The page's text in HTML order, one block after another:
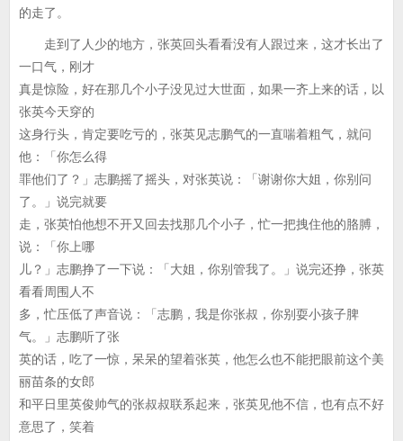
的走了。
走到了人少的地方，张英回头看看没有人跟过来，这才长出了
一口气，刚才
真是惊险，好在那几个小子没见过大世面，如果一齐上来的话，以
张英今天穿的
这身行头，肯定要吃亏的，张英见志鹏气的一直喘着粗气，就问
他：「你怎么得
罪他们了？」志鹏摇了摇头，对张英说：「谢谢你大姐，你别问
了。」说完就要
走，张英怕他想不开又回去找那几个小子，忙一把拽住他的胳膊，
说：「你上哪
儿？」志鹏挣了一下说：「大姐，你别管我了。」说完还挣，张英
看看周围人不
多，忙压低了声音说：「志鹏，我是你张叔，你别耍小孩子脾
气。」志鹏听了张
英的话，吃了一惊，呆呆的望着张英，他怎么也不能把眼前这个美
丽苗条的女郎
和平日里英俊帅气的张叔叔联系起来，张英见他不信，也有点不好
意思了，笑着